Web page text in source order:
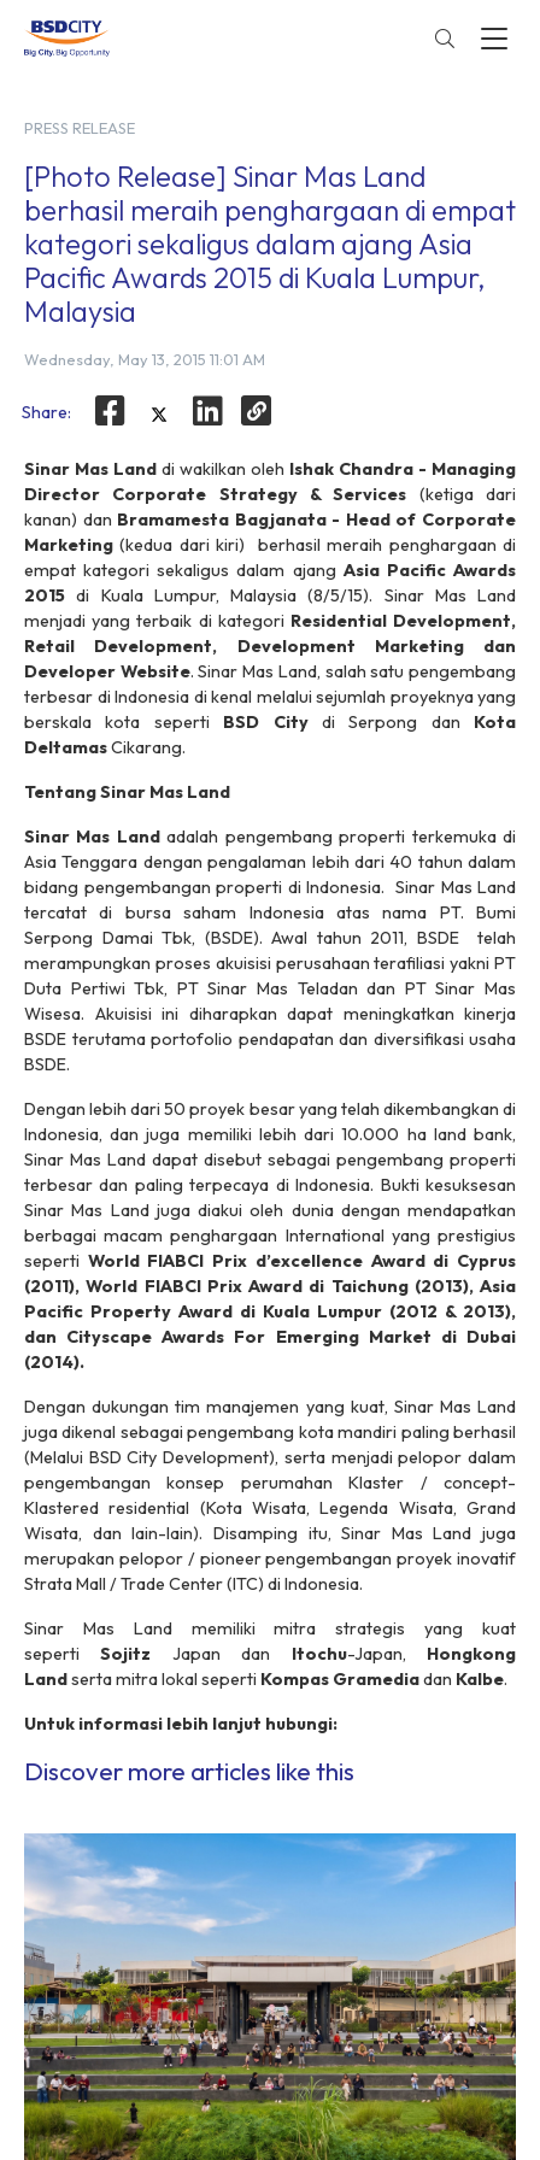
PRESS RELEASE
[Photo Release] Sinar Mas Land
berhasil meraih penghargaan di empat
kategori sekaligus dalam ajang Asia
Pacific Awards 2015 di Kuala Lumpur,
Malaysia
Wednesday, May 13, 2015 11:01 AM
Share:
Sinar Mas Land di wakilkan oleh Ishak Chandra - Managing
Director Corporate Strategy & Services (ketiga dari
kanan) dan Bramamesta Bagjanata - Head of Corporate
Marketing (kedua dari kiri) berhasil meraih penghargaan di
empat kategori sekaligus dalam ajang Asia Pacific Awards
2015 di Kuala Lumpur, Malaysia (8/5/15). Sinar Mas Land
menjadi yang terbaik di kategori Residential Development,
Retail Development, Development Marketing dan
Developer Website. Sinar Mas Land, salah satu pengembang
terbesar di Indonesia di kenal melalui sejumlah proyeknya yang
berskala kota seperti BSD Citydi Serpong dan Kota
DeltamasCikarang.
Tentang Sinar Mas Land
Sinar Mas Landadalah pengembang properti terkemuka di
Asia Tenggara dengan pengalaman lebih dari 40 tahun dalam
bidang pengembangan properti di Indonesia. Sinar Mas Land
tercatat di bursa saham Indonesia atas nama PT. Bumi
Serpong Damai Tbk, (BSDE). Awal tahun 2011, BSDE telah
merampungkan proses akuisisi perusahaan terafiliasi yakni PT
Duta Pertiwi Tbk, PT Sinar Mas Teladan dan PT Sinar Mas
Wisesa. Akuisisi ini diharapkan dapat meningkatkan kinerja
BSDE terutama portofolio pendapatan dan diversifikasi usaha
BSDE.
Dengan lebih dari 50 proyek besar yang telah dikembangkan di
Indonesia, dan juga memiliki lebih dari 10.000 ha land bank,
Sinar Mas Land dapat disebut sebagai pengembang properti
terbesar dan paling terpecaya di Indonesia. Bukti kesuksesan
Sinar Mas Land juga diakui oleh dunia dengan mendapatkan
berbagai macam penghargaan International yang prestigius
seperti World FIABCI Prix d’excellence Award di Cyprus
(2011), World FIABCI Prix Award di Taichung (2013), Asia
Pacific Property Award di Kuala Lumpur (2012 & 2013),
dan Cityscape Awards For Emerging Market di Dubai
(2014).
Dengan dukungan tim manajemen yang kuat, Sinar Mas Land
juga dikenal sebagai pengembang kota mandiri paling berhasil
(Melalui BSD City Development), serta menjadi pelopor dalam
pengembangan konsep perumahan Klaster / concept-
Klastered residential (Kota Wisata, Legenda Wisata, Grand
Wisata, dan lain-lain). Disamping itu, Sinar Mas Land juga
merupakan pelopor / pioneer pengembangan proyek inovatif
Strata Mall / Trade Center (ITC) di Indonesia.
Sinar Mas Land memiliki mitra strategis yang kuat
sepertiSojitz Japan dan Itochu-Japan, Hongkong
Landserta mitra lokal seperti Kompas Gramediadan Kalbe.
Untuk informasi lebih lanjut hubungi:
Discover more articles like this